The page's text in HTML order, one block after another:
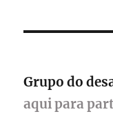
Grupo do
aqui para